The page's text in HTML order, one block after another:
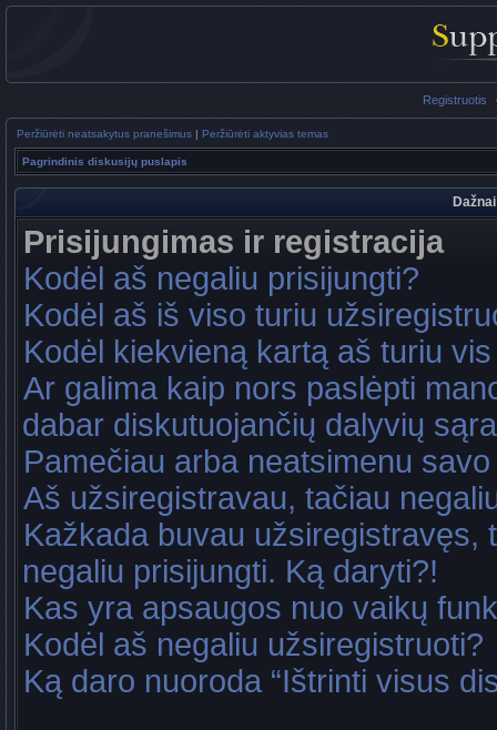
Registruotis
Peržiūrėti neatsakytus pranešimus | Peržiūrėti aktyvias temas
Pagrindinis diskusijų puslapis
Prisijungimas ir registracija
Kodėl aš negaliu prisijungti?
Kodėl aš iš viso turiu
Kodėl kiekvieną kartą aš turiu
Ar galima kaip nors paslėpti
dabar diskutuojančių dalyvių
Pamečiau arba neatsimenu
Aš užsiregistravau, tačiau
Kažkada buvau užsiregistravęs,
negaliu prisijungti. Ką daryti?!
Kas yra apsaugos nuo vaikų
Kodėl aš negaliu užsiregistruoti?
Ką daro nuoroda “Ištrinti visus